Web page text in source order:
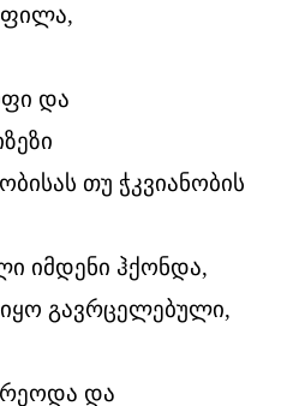
და
თუ ჭკვიანობის
იმდენი ჰქონდა,
იყო გავრცელებული,
და